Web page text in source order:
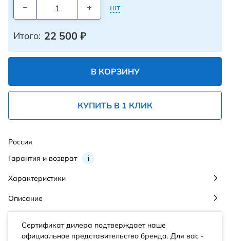
шт
Итого: 22 500 ₽
В КОРЗИНУ
КУПИТЬ В 1 КЛИК
Гарантия и возврат i
Россия
Характеристики
Описание
Сертификат дилера подтверждает наше
официальное представительство бренда. Для вас -